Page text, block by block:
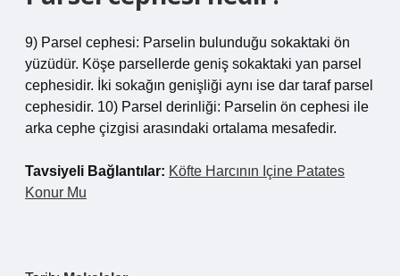
9) Parsel cephesi: Parselin bulunduğu sokaktaki ön
yüzüdür. Köşe parsellerde geniş sokaktaki yan parsel
cephesidir. İki sokağın genişliği aynı ise dar taraf parsel
cephesidir. 10) Parsel derinliği: Parselin ön cephesi ile
arka cephe çizgisi arasındaki ortalama mesafedir.
Tavsiyeli Bağlantılar: Köfte Harcının Içine Patates
Konur Mu